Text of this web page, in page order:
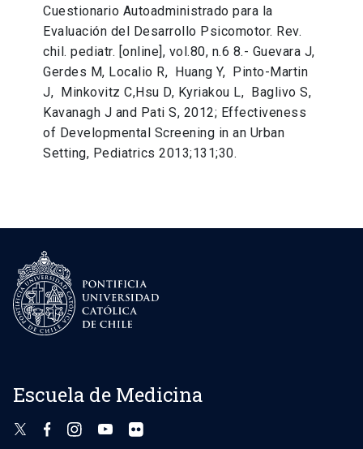
Cuestionario Autoadministrado para la
Evaluación del Desarrollo Psicomotor. Rev.
chil. pediatr. [online], vol.80, n.6 8.- Guevara J,
Gerdes M, Localio R, Huang Y, Pinto-Martin
J, Minkovitz C,Hsu D, Kyriakou L, Baglivo S,
Kavanagh J and Pati S, 2012; Effectiveness
of Developmental Screening in an Urban
Setting, Pediatrics 2013;131;30.
Escuela de Medicina